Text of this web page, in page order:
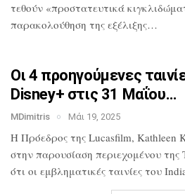
τεθούν «προστατευτικά
παρακολούθηση της εξέλιξης…
Οι 4 προηγούμενες
Disney+ στις 31 Μαΐου…
MDimitris Μάι 19, 2025
Η Πρόεδρος της Lucasfilm, Kathleen
στην παρουσίαση περιεχομένου της
ότι οι εμβληματικές ταινίες του